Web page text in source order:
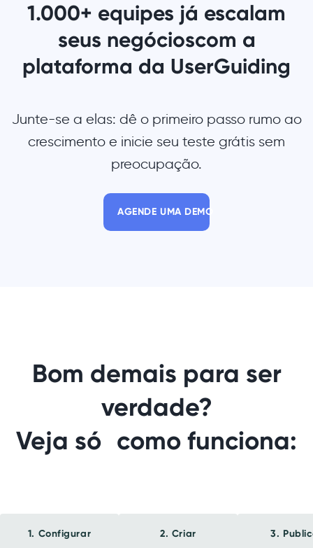
1.000+ equipes já escalam
seus negócioscom a
plataforma da UserGuiding
Junte-se a elas: dê o primeiro passo rumo ao
crescimento e inicie seu teste grátis sem
preocupação.
AGENDE UMA DEMO
Bom demais para ser
verdade?
Veja só como funciona:
1. Configurar 2. Criar 3.